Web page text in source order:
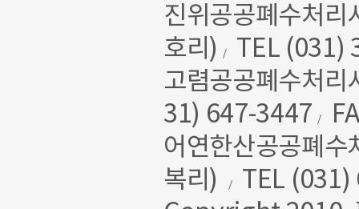
진위공공폐수처리
호리)
/
TEL (031)
고렴공공폐수처리
31) 647-3447 /
어연한산공공폐수
복리)
/
TEL